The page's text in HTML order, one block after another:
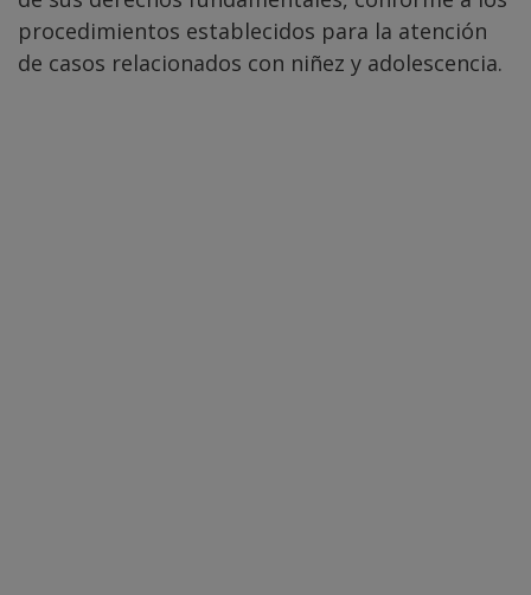
procedimientos establecidos para la atención
de casos relacionados con niñez y adolescencia.